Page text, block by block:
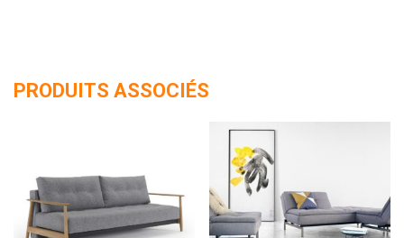
PRODUITS ASSOCIÉS